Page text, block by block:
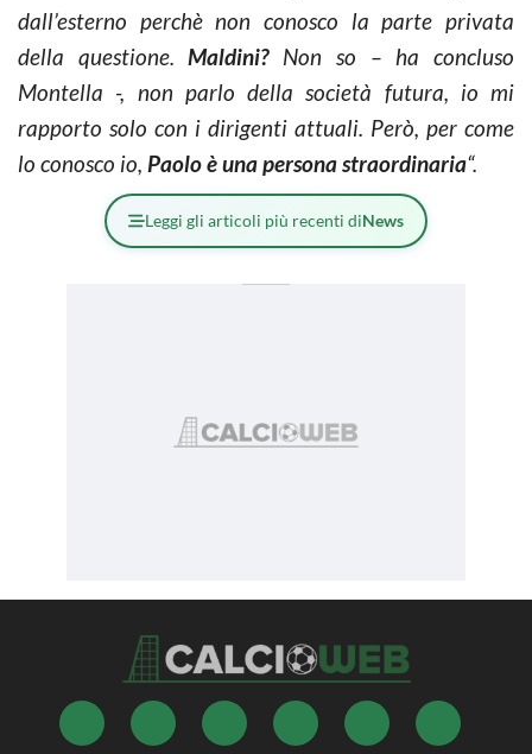
dall’esterno perchè non conosco la parte privata
della questione.Maldini?Non so – ha concluso
Montella -, non parlo della società futura, io mi
rapporto solo con i dirigenti attuali. Però, per come
lo conosco io, Paolo è una persona straordinaria“.
Leggi gli articoli più recenti diNews